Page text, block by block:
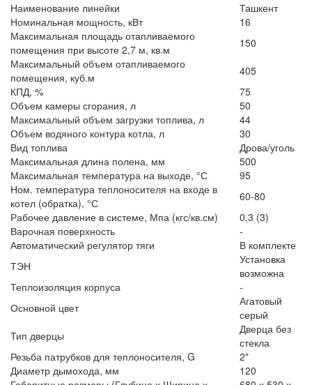
Наименование линейки
Ташкент
Номинальная мощность, кВт
16
Максимальная площадь отапливаемого
помещения при высоте 2,7 м, кв.м
150
Максимальный объем отапливаемого
помещения, куб.м
405
КПД, %
75
Объем камеры сгорания, л
50
Максимальный объем загрузки топлива, л
44
Объем водяного контура котла, л
30
Вид топлива
Дрова/уголь
Максимальная длина полена, мм
500
Максимальная температура на выходе, °С
95
Ном. температура теплоносителя на входе в
котел (обратка), °С
60-80
Рабочее давление в системе, Мпа (кгс/кв.см)
0,3 (3)
Варочная поверхность
-
Автоматический регулятор тяги
В комплекте
ТЭН
Установка
возможна
Теплоизоляция корпуса
-
Основной цвет
Агатовый
серый
Тип дверцы
Дверца без
стекла
Резьба патрубков для теплоносителя, G
2"
Диаметр дымохода, мм
120